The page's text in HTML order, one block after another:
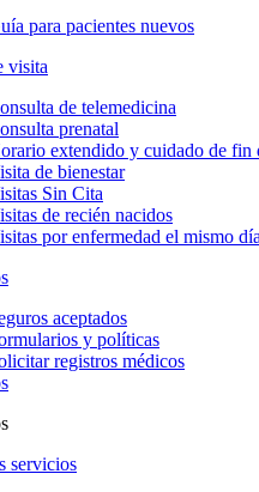
para pacientes nuevos
visita
de telemedicina
prenatal
extendido y cuidado de fin
de bienestar
Sin Cita
de recién nacidos
por enfermedad el mismo día
aceptados
y políticas
registros médicos
servicios